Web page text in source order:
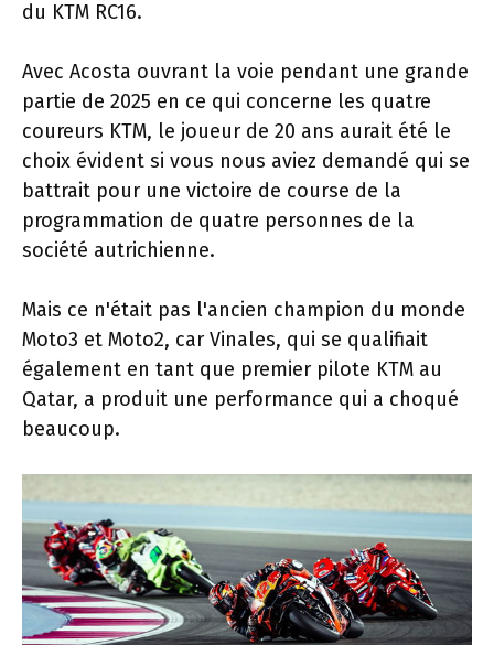
du KTM RC16.
Avec Acosta ouvrant la voie pendant une grande
partie de 2025 en ce qui concerne les quatre
coureurs KTM, le joueur de 20 ans aurait été le
choix évident si vous nous aviez demandé qui se
battrait pour une victoire de course de la
programmation de quatre personnes de la
société autrichienne.
Mais ce n'était pas l'ancien champion du monde
Moto3 et Moto2, car Vinales, qui se qualifiait
également en tant que premier pilote KTM au
Qatar, a produit une performance qui a choqué
beaucoup.